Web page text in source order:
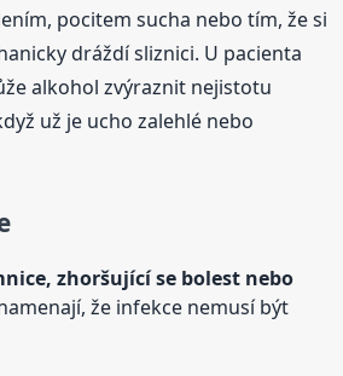
pocitem sucha nebo tím, že si
dráždí sliznici. U pacienta
alkohol zvýraznit nejistotu
už je ucho zalehlé nebo
zhoršující se bolest nebo
že infekce nemusí být